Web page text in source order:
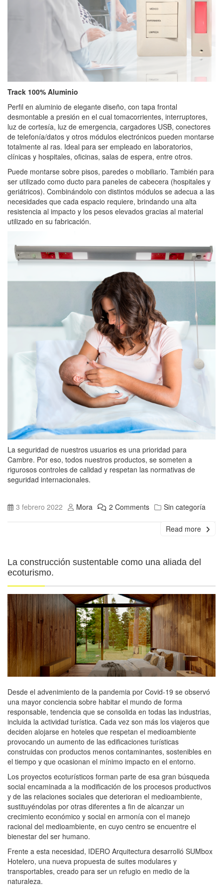
Track 100% Aluminio
Perfil en aluminio de elegante diseño, con tapa frontal
desmontable a presión en el cual tomacorrientes, interruptores,
luz de cortesía, luz de emergencia, cargadores USB, conectores
de telefonía/datos y otros módulos electrónicos pueden montarse
totalmente al ras. Ideal para ser empleado en laboratorios,
clínicas y hospitales, oficinas, salas de espera, entre otros.
Puede montarse sobre pisos, paredes o mobiliario. También para
ser utilizado como ducto para paneles de cabecera (hospitales y
geriátricos). Combinándolo con distintos módulos se adecua a las
necesidades que cada espacio requiere, brindando una alta
resistencia al impacto y los pesos elevados gracias al material
utilizado en su fabricación.
La seguridad de nuestros usuarios es una prioridad para
Cambre. Por eso, todos nuestros productos, se someten a
rigurosos controles de calidad y respetan las normativas de
seguridad internacionales.
3 febrero 2022 Mora 2 Comments Sin categoría
Read more
La construcción sustentable como una aliada del
ecoturismo.
Desde el advenimiento de la pandemia por Covid-19 se observó
una mayor conciencia sobre habitar el mundo de forma
responsable, tendencia que se consolida en todas las industrias,
incluida la actividad turística. Cada vez son más los viajeros que
deciden alojarse en hoteles que respetan el medioambiente
provocando un aumento de las edificaciones turísticas
construidas con productos menos contaminantes, sostenibles en
el tiempo y que ocasionan el mínimo impacto en el entorno.
Los proyectos ecoturísticos forman parte de esa gran búsqueda
social encaminada a la modificación de los procesos productivos
y de las relaciones sociales que deterioran el medioambiente,
sustituyéndolas por otras diferentes a fin de alcanzar un
crecimiento económico y social en armonía con el manejo
racional del medioambiente, en cuyo centro se encuentre el
bienestar del ser humano.
Frente a esta necesidad, IDERO Arquitectura desarrolló SUMbox
Hotelero, una nueva propuesta de suites modulares y
transportables, creado para ser un refugio en medio de la
naturaleza.